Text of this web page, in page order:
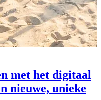
met het digitaal
nieuwe, unieke